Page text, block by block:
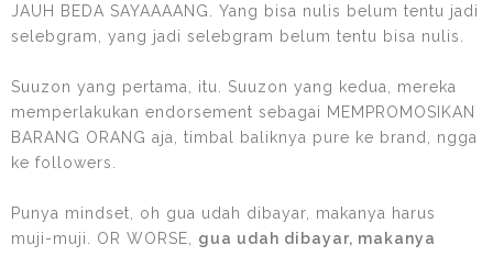
JAUH BEDA SAYAAAANG. Yang bisa nulis belum tentu jadi
selebgram, yang jadi selebgram belum tentu bisa nulis.
Suuzon yang pertama, itu. Suuzon yang kedua, mereka
memperlakukan endorsement sebagai MEMPROMOSIKAN
BARANG ORANG aja, timbal baliknya pure ke brand, ngga
ke followers.
Punya mindset, oh gua udah dibayar, makanya harus
muji-muji. OR WORSE, gua udah dibayar, makanya